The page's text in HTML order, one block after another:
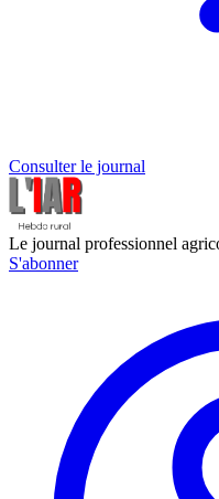
Consulter le journal
Le journal professionnel
S'abonner